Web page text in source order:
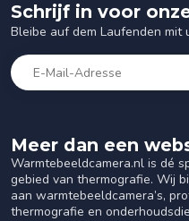
Meer dan een
Warmtebeeldcamera.nl is dé
gebied van thermografie. Wij
aan warmtebeeldcamera’s,
thermografie en
Schrijf in voor
Bleibe auf dem Laufenden